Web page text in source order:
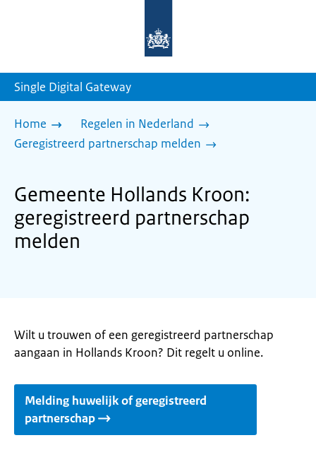
homepage
Single Digital Gateway
Home
Regelen in Nederland
Geregistreerd partnerschap melden
Gemeente Hollands Kroon:
geregistreerd partnerschap
melden
Wilt u trouwen of een geregistreerd partnerschap
aangaan in Hollands Kroon? Dit regelt u online.
Melding huwelijk of geregistreerd
partnerschap